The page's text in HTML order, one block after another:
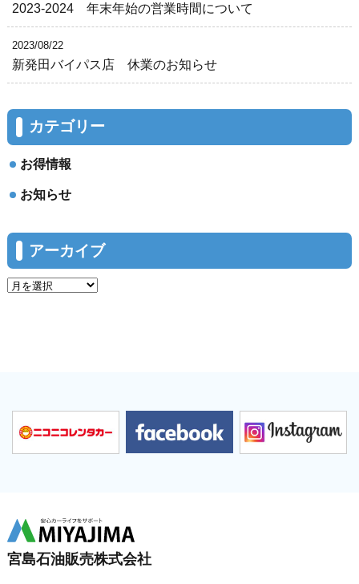
2023-2024 年末年始の営業時間について
2023/08/22
新発田バイパス店 休業のお知らせ
カテゴリー
お得情報
お知らせ
アーカイブ
宮島石油販売株式会社